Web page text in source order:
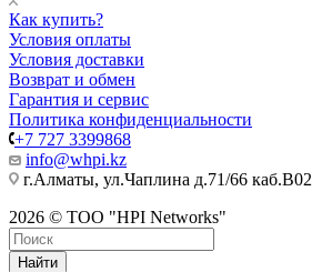
Как купить?
Условия оплаты
Условия доставки
Возврат и обмен
Гарантия и сервис
Политика конфиденциальности
+7 727 3399868
info@whpi.kz
г.Алматы, ул.Чаплина д.71/66 каб.B02
2026 © ТОО "HPI Networks"
Найти